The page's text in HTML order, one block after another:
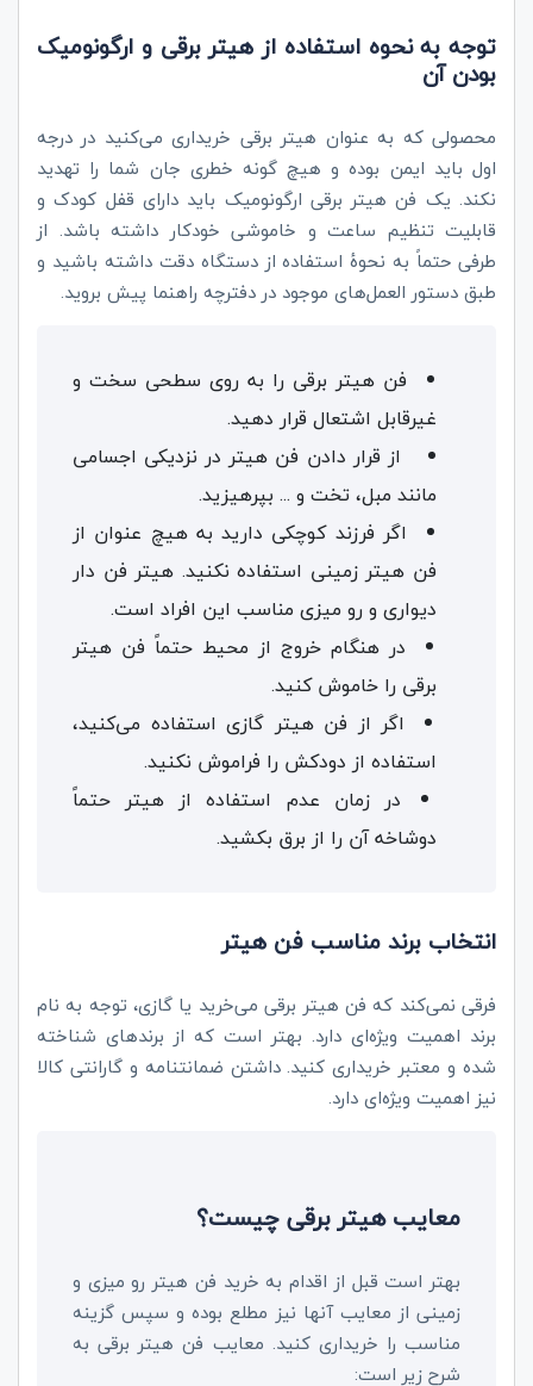
توجه به نحوه استفاده از هیتر برقی و ارگونومیک
بودن آن
محصولی که به عنوان هیتر برقی خریداری می‌کنید در درجه
اول باید ایمن بوده و هیچ گونه خطری جان شما را تهدید
نکند. یک فن هیتر برقی ارگونومیک باید دارای قفل کودک و
قابلیت تنظیم ساعت و خاموشی خودکار داشته باشد. از
طرفی حتماً به نحوۀ استفاده از دستگاه دقت داشته باشید و
طبق دستور العمل‌های موجود در دفترچه راهنما پیش بروید.
فن هیتر برقی را به روی سطحی سخت و
غیرقابل اشتعال قرار دهید.
از قرار دادن فن هیتر در نزدیکی اجسامی
مانند مبل، تخت و ... بپرهیزید.
اگر فرزند کوچکی دارید به هیچ عنوان از
فن هیتر زمینی استفاده نکنید. هیتر فن دار
دیواری و رو میزی مناسب این افراد است.
در هنگام خروج از محیط حتماً فن هیتر
برقی را خاموش کنید.
اگر از فن هیتر گازی استفاده می‌کنید،
استفاده از دودکش را فراموش نکنید.
در زمان عدم استفاده از هیتر حتماً
دوشاخه آن را از برق بکشید.
انتخاب برند مناسب فن هیتر
فرقی نمی‌کند که فن هیتر برقی می‌خرید یا گازی، توجه به نام
برند اهمیت ویژه‌ای دارد. بهتر است که از برندهای شناخته
شده و معتبر خریداری کنید. داشتن ضمانتنامه و گارانتی کالا
نیز اهمیت ویژه‌ای دارد.
معایب هیتر برقی چیست؟
بهتر است قبل از اقدام به خرید فن هیتر رو میزی و
زمینی از معایب آنها نیز مطلع بوده و سپس گزینه
مناسب را خریداری کنید. معایب فن هیتر برقی به
شرح زیر است: